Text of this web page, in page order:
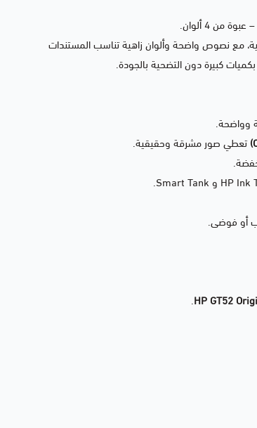
– عبوة من 4 ألوان.
مع نصوص واضحة وألوان زاهية تناسب المستندات
كبيرة دون التضحية بالجودة.
وواضحة.
تعطي صور مشرقة وحقيقية.
أو فوضى.
HP GT52